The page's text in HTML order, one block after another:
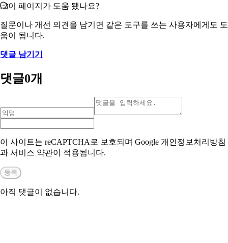
이 페이지가 도움 됐나요?
질문이나 개선 의견을 남기면 같은 도구를 쓰는 사용자에게도 도
움이 됩니다.
댓글 남기기
댓글0개
이 사이트는 reCAPTCHA로 보호되며 Google 개인정보처리방침
과 서비스 약관이 적용됩니다.
등록
아직 댓글이 없습니다.